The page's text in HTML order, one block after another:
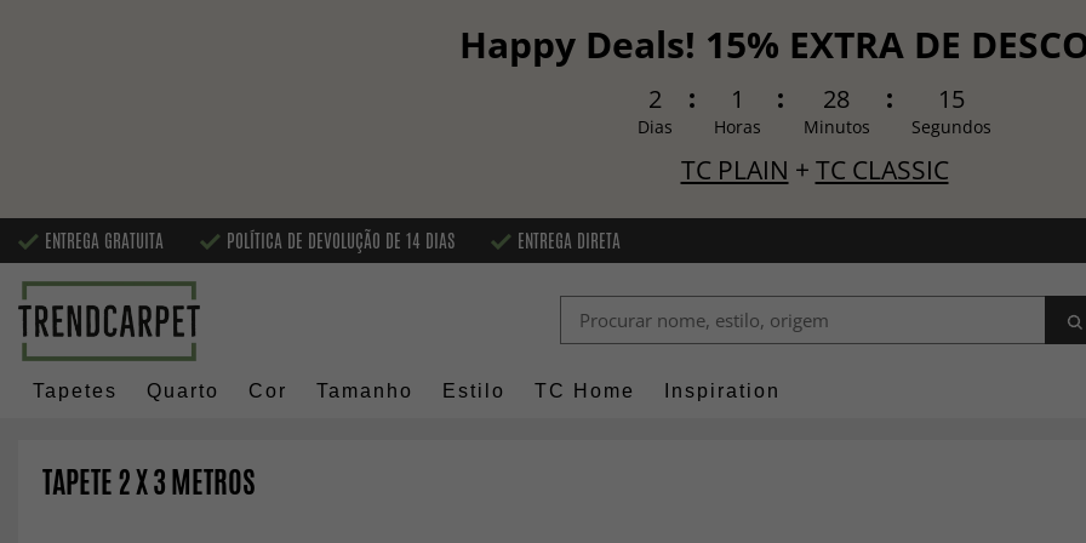
Happy Deals! 15% EXTRA DE
2
Dias
1
Horas
28
Minutos
13
Segundos
TC PLAIN + TC CLASSIC
ENTREGA GRATUITA POLÍTICA DE DEVOLUÇÃO DE 14 DIAS ENTREGA DIRETA
Tapetes Quarto Cor Tamanho Estilo TC Home Inspiration
TAPETE 2 X 3 METROS